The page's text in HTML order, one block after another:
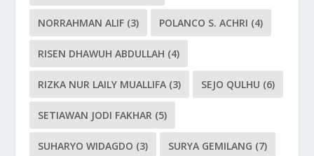
NORRAHMAN ALIF (3) POLANCO S. ACHRI (4)
RISEN DHAWUH ABDULLAH (4)
RIZKA NUR LAILY MUALLIFA (3) SEJO QULHU (6)
SETIAWAN JODI FAKHAR (5)
SUHARYO WIDAGDO (3) SURYA GEMILANG (7)